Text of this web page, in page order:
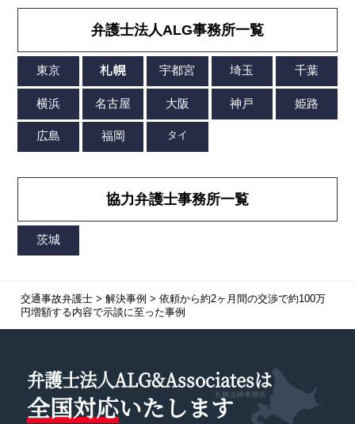
弁護士法人ALG事務所一覧
協力弁護士事務所一覧
交通事故弁護士> 解決事例 > 依頼から約2ヶ月間の交渉で約100万
円増額する内容で示談に至った事例
弁護士法人ALG&Associatesは
全国対応いたします